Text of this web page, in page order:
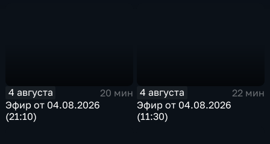
4 августа
20 мин
Эфир от 04.08.2026
(21:10)
4 августа
22 мин
Эфир от 04.08.2026
(11:30)